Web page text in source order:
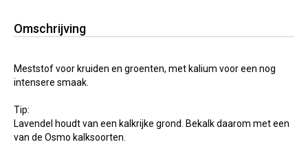
Omschrijving
Meststof voor kruiden en groenten, met kalium voor een nog
intensere smaak.
Tip:
Lavendel houdt van een kalkrijke grond. Bekalk daarom met een
van de Osmo kalksoorten.